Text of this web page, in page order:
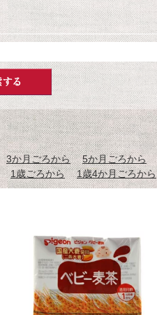
3か月ごろから 5か月ごろから
1歳ごろから 1歳4か月ごろから